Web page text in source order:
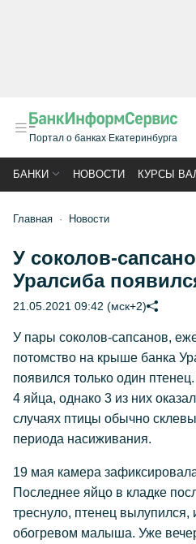
Портал о банках Екатеринбурга
БАНКИ НОВОСТИ КУРСЫ
Главная Новости
У соколов-
Уралсиба
21.05.2021 09:42 (мск+2)
У пары соколов-сапсанов,
потомство на крыше банка
появился только один
4 яйца, однако 3 из них
случаях птицы обычно
периода насиживания.
19 мая камера
Последнее яйцо в кладке
треснуло, птенец вылупился,
обогревом малыша. Уже